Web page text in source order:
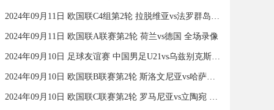
2024年09月11日 欧国联C4组第2轮 拉脱维亚vs法罗群岛 全场录像
2024年09月11日 欧国联A联赛第2轮 荷兰vs德国 全场录像
2024年09月10日 足球友谊赛 中国男足U21vs乌兹别克斯坦U21 全场录像
2024年09月10日 欧国联B联赛第2轮 斯洛文尼亚vs哈萨克斯坦 全场录像
2024年09月10日 欧国联C联赛第2轮 罗马尼亚vs立陶宛 全场录像